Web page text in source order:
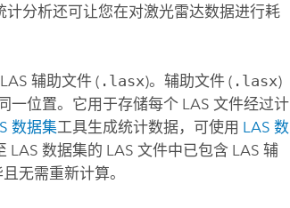
分析还可让您在对激光雷达数据进行耗
辅助文件 ( .lasx)。辅助文件 ( .lasx)
一位置。它用于存储每个 LAS 文件经过计
数据集工具生成统计数据，可使用 LAS 数
LAS 数据集的 LAS 文件中已包含 LAS 辅
无需重新计算。